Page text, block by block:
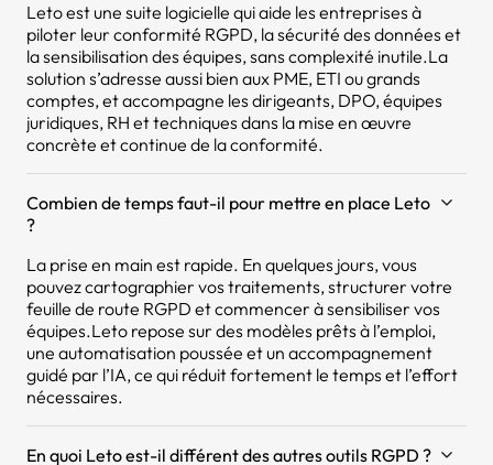
Leto est une suite logicielle qui aide les entreprises à
piloter leur conformité RGPD, la sécurité des données et
la sensibilisation des équipes, sans complexité inutile.La
solution s’adresse aussi bien aux PME, ETI ou grands
comptes, et accompagne les dirigeants, DPO, équipes
juridiques, RH et techniques dans la mise en œuvre
concrète et continue de la conformité.
Combien de temps faut-il pour mettre en place Leto
?
La prise en main est rapide. En quelques jours, vous
pouvez cartographier vos traitements, structurer votre
feuille de route RGPD et commencer à sensibiliser vos
équipes.Leto repose sur des modèles prêts à l’emploi,
une automatisation poussée et un accompagnement
guidé par l’IA, ce qui réduit fortement le temps et l’effort
nécessaires.
En quoi Leto est-il différent des autres outils RGPD ?